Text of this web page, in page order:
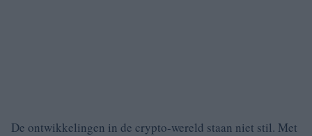
De ontwikkelingen in de crypto-wereld staan niet stil. Met